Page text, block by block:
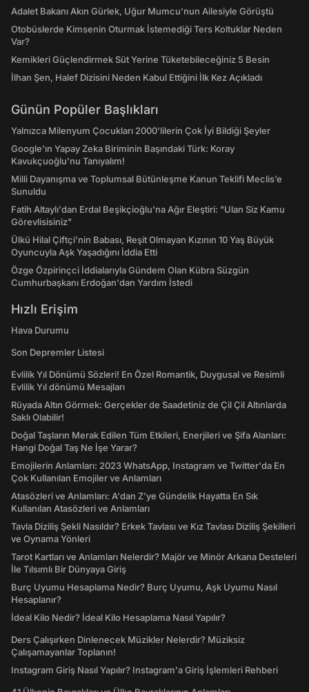
Adalet Bakanı Akın Gürlek, Uğur Mumcu'nun Ailesiyle Görüştü
Otobüslerde Kimsenin Oturmak İstemediği Ters Koltuklar Neden
Var?
Kemikleri Güçlendirmek Süt Yerine Tüketebileceğiniz 5 Besin
İlhan Şen, Halef Dizisini Neden Kabul Ettiğini İlk Kez Açıkladı
Günün Popüler Başlıkları
Yalnızca Milenyum Çocukları 2000'lilerin Çok İyi Bildiği Şeyler
Google'ın Yapay Zeka Biriminin Başındaki Türk: Koray
Kavukçuoğlu'nu Tanıyalım!
Milli Dayanışma ve Toplumsal Bütünleşme Kanun Teklifi Meclis’e
Sunuldu
Fatih Altaylı'dan Erdal Beşikçioğlu'na Ağır Eleştiri: "Ulan Siz Kamu
Görevlisisiniz"
Ülkü Hilal Çiftçi'nin Babası, Reşit Olmayan Kızının 10 Yaş Büyük
Oyuncuyla Aşk Yaşadığını İddia Etti
Özge Özpirinçci İddialarıyla Gündem Olan Kübra Süzgün
Cumhurbaşkanı Erdoğan'dan Yardım İstedi
Hızlı Erişim
Hava Durumu
Son Depremler Listesi
Evlilik Yıl Dönümü Sözleri! En Özel Romantik, Duygusal ve Resimli
Evlilik Yıl dönümü Mesajları
Rüyada Altın Görmek: Gerçekler de Saadetiniz de Çil Çil Altınlarda
Saklı Olabilir!
Doğal Taşların Merak Edilen Tüm Etkileri, Enerjileri ve Şifa Alanları:
Hangi Doğal Taş Ne İşe Yarar?
Emojilerin Anlamları: 2023 WhatsApp, Instagram ve Twitter'da En
Çok Kullanılan Emojiler ve Anlamları
Atasözleri ve Anlamları: A'dan Z'ye Gündelik Hayatta En Sık
Kullanılan Atasözleri ve Anlamları
Tavla Diziliş Şekli Nasıldır? Erkek Tavlası ve Kız Tavlası Diziliş Şekilleri
ve Oynama Yönleri
Tarot Kartları ve Anlamları Nelerdir? Majör ve Minör Arkana Desteleri
İle Tılsımlı Bir Dünyaya Giriş
Burç Uyumu Hesaplama Nedir? Burç Uyumu, Aşk Uyumu Nasıl
Hesaplanır?
İdeal Kilo Nedir? İdeal Kilo Hesaplama Nasıl Yapılır?
Ders Çalışırken Dinlenecek Müzikler Nelerdir? Müziksiz
Çalışamayanlar Toplanın!
Instagram Giriş Nasıl Yapılır? Instagram'a Giriş İşlemleri Rehberi